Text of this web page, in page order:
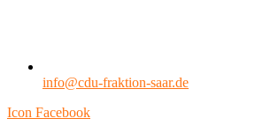
info@cdu-fraktion-saar.de
Icon Facebook